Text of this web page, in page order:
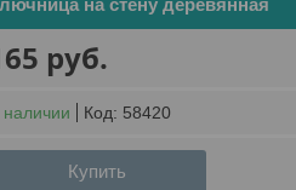
на стену деревянная
руб.
наличии Код: 58420
Купить